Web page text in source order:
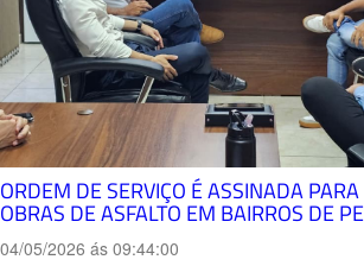
ORDEM DE SERVIÇO É ASSINADA
OBRAS DE ASFALTO EM BAIRROS DE
04/05/2026 ás 09:44:00